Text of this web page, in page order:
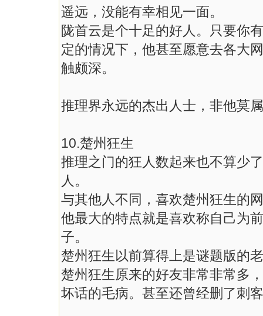
遥远，没能有幸相见一面。
陇首云是个十足的好人。只要你
定的情况下，他甚至愿意去各大
触颇深。
推理界永远的杰出人士，非他莫
10.楚州狂生
推理之门的狂人数起来也不算少
人。
与其他人不同，喜欢楚州狂生的
他最大的特点就是喜欢称自己为
子。
楚州狂生以前算得上是谜题版的
楚州狂生原来的好友非常非常多
坏话的毛病。甚至还曾经删了刺